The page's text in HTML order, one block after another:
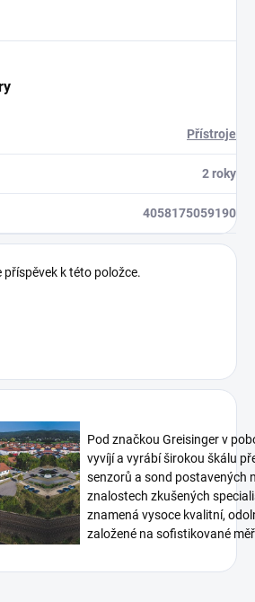
Přístroje
2 roky
4058175059190
k této položce.
Pod značkou Greisinger v
vyvíjí a vyrábí širokou škálu
senzorů a sond postavených
znalostech zkušených
znamená vysoce kvalitní,
založené na sofistikované